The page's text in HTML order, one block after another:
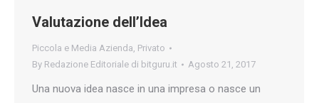
Valutazione dell’Idea
Piccola e Media Azienda, Privato
By Redazione Editoriale di bitguru.it Agosto 21, 2017
Una nuova idea nasce in una impresa o nasce un